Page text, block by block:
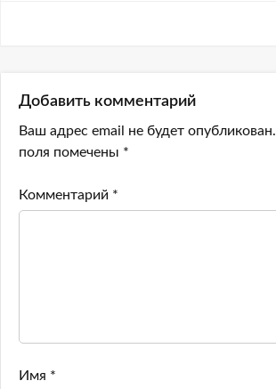
Добавить комментарий
Ваш адрес email не будет опубликован.
поля помечены *
Комментарий *
Имя *